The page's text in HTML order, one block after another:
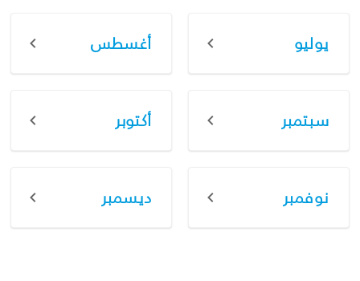
يوليو أغسطس
سبتمبر أكتوبر
نوفمبر ديسمبر